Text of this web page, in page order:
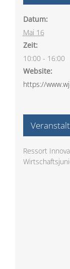
Datum:
Mai 16
Zeit:
10:00 - 16:00
Website:
https://
Ressort